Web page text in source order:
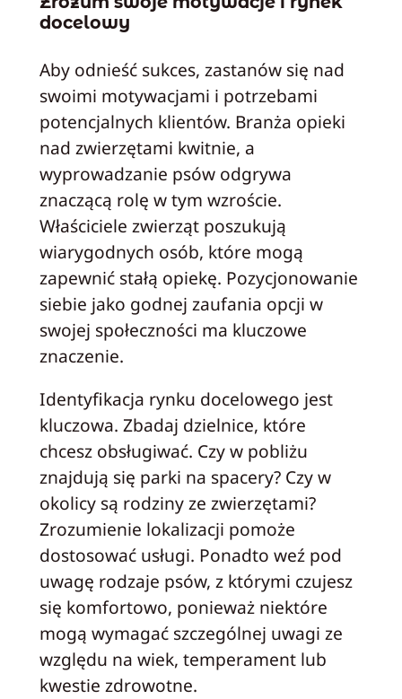
docelowy
Aby odnieść sukces, zastanów się nad
swoimi motywacjami i potrzebami
potencjalnych klientów. Branża opieki
nad zwierzętami kwitnie, a
wyprowadzanie psów odgrywa
znaczącą rolę w tym wzroście.
Właściciele zwierząt poszukują
wiarygodnych osób, które mogą
zapewnić stałą opiekę. Pozycjonowanie
siebie jako godnej zaufania opcji w
swojej społeczności ma kluczowe
znaczenie.
Identyfikacja rynku docelowego jest
kluczowa. Zbadaj dzielnice, które
chcesz obsługiwać. Czy w pobliżu
znajdują się parki na spacery? Czy w
okolicy są rodziny ze zwierzętami?
Zrozumienie lokalizacji pomoże
dostosować usługi. Ponadto weź pod
uwagę rodzaje psów, z którymi czujesz
się komfortowo, ponieważ niektóre
mogą wymagać szczególnej uwagi ze
względu na wiek, temperament lub
kwestie zdrowotne.